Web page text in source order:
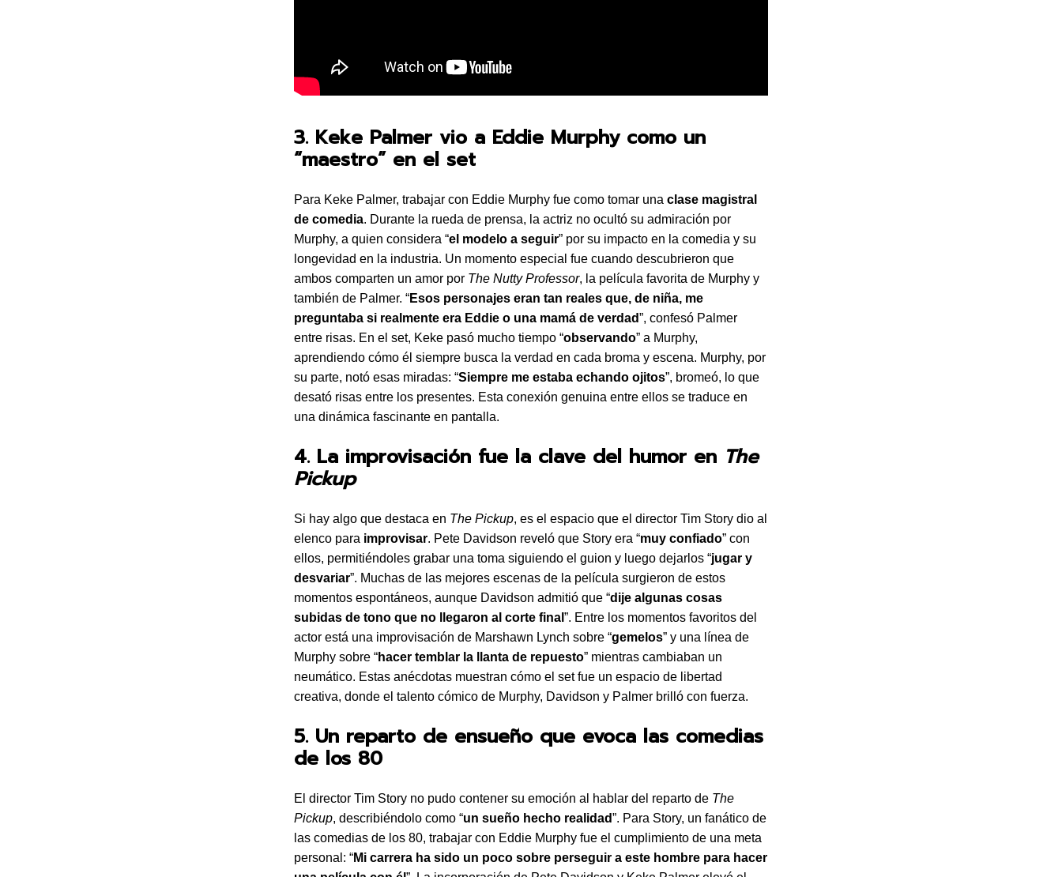
3. Keke Palmer vio a Eddie Murphy como un
“maestro” en el set
Para Keke Palmer, trabajar con Eddie Murphy fue como tomar una clase magistral
de comedia. Durante la rueda de prensa, la actriz no ocultó su admiración por
Murphy, a quien considera “el modelo a seguir” por su impacto en la comedia y su
longevidad en la industria. Un momento especial fue cuando descubrieron que
ambos comparten un amor por The Nutty Professor, la película favorita de Murphy y
también de Palmer. “Esos personajes eran tan reales que, de niña, me
preguntaba si realmente era Eddie o una mamá de verdad”, confesó Palmer
entre risas. En el set, Keke pasó mucho tiempo “observando” a Murphy,
aprendiendo cómo él siempre busca la verdad en cada broma y escena. Murphy, por
su parte, notó esas miradas: “Siempre me estaba echando ojitos”, bromeó, lo que
desató risas entre los presentes. Esta conexión genuina entre ellos se traduce en
una dinámica fascinante en pantalla.
4. La improvisación fue la clave del humor en The
Pickup
Si hay algo que destaca en The Pickup, es el espacio que el director Tim Story dio al
elenco para improvisar. Pete Davidson reveló que Story era “muy confiado” con
ellos, permitiéndoles grabar una toma siguiendo el guion y luego dejarlos “jugar y
desvariar”. Muchas de las mejores escenas de la película surgieron de estos
momentos espontáneos, aunque Davidson admitió que “dije algunas cosas
subidas de tono que no llegaron al corte final ”. Entre los momentos favoritos del
actor está una improvisación de Marshawn Lynch sobre “gemelos” y una línea de
Murphy sobre “hacer temblar la llanta de repuesto” mientras cambiaban un
neumático. Estas anécdotas muestran cómo el set fue un espacio de libertad
creativa, donde el talento cómico de Murphy, Davidson y Palmer brilló con fuerza.
5. Un reparto de ensueño que evoca las comedias
de los 80
El director Tim Story no pudo contener su emoción al hablar del reparto de The
Pickup, describiéndolo como “un sueño hecho realidad”. Para Story, un fanático de
las comedias de los 80, trabajar con Eddie Murphy fue el cumplimiento de una meta
personal: “Mi carrera ha sido un poco sobre perseguir a este hombre para hacer